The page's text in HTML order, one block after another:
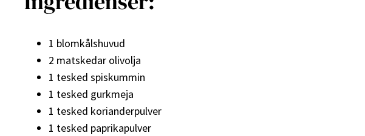
1 blomkålshuvud
2 matskedar olivolja
1 tesked spiskummin
1 tesked gurkmeja
1 tesked korianderpulver
1 tesked paprikapulver